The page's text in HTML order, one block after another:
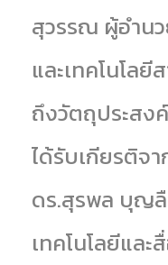
สุวรรณ ผู้อำน
และเทคโนโลยี
ถึงวัตถุประสง
ได้รับเกียรติจา
ดร.สุรพล บุญ
เทคโนโลยีแล